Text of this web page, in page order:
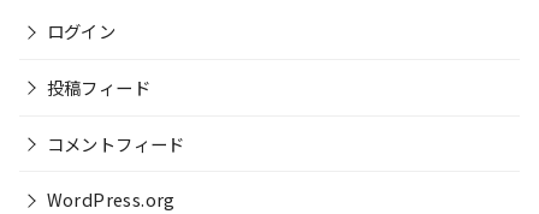
ログイン
投稿フィード
コメントフィード
WordPress.org